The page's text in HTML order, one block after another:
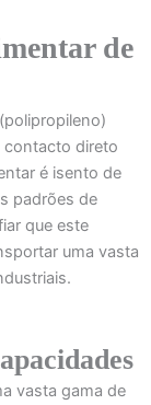
de
contacto direto
é isento de
padrões de
que este
uma vasta
vasta gama de